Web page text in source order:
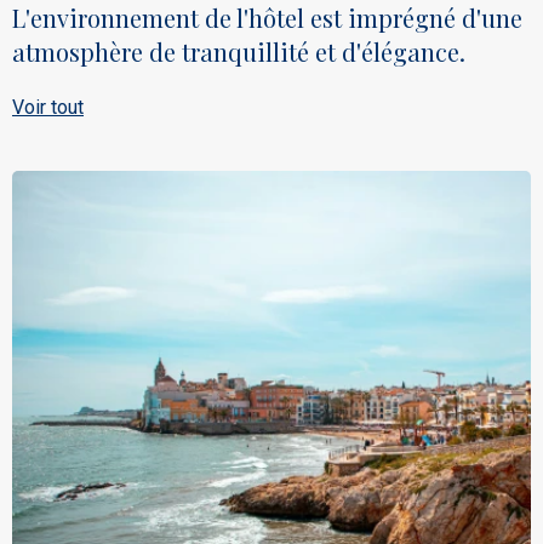
L'environnement de l'hôtel est imprégné d'une
atmosphère de tranquillité et d'élégance.
Voir tout